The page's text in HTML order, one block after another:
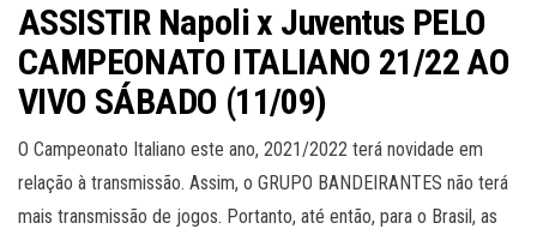
ASSISTIR Napoli x Juventus PELO
CAMPEONATO ITALIANO 21/22 AO
VIVO SÁBADO (11/09)
O Campeonato Italiano este ano, 2021/2022 terá novidade em
relação à transmissão. Assim, o GRUPO BANDEIRANTES não terá
mais transmissão de jogos. Portanto, até então, para o Brasil, as